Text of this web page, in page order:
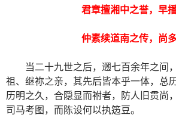
君章擅湘中之誉，早播
仲素续道南之传，尚多
当二十九世之后，遡七百余年之间
祖、继祢之亲，其先后皆本乎一体，总
历明之久，合隠显而祔者，防人旧贯尚
司马考图，而陈设何以执笾豆。